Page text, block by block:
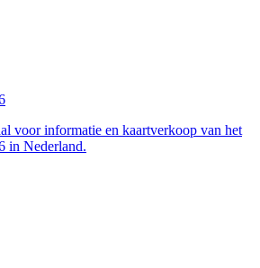
voor informatie en kaartverkoop van het
in Nederland.